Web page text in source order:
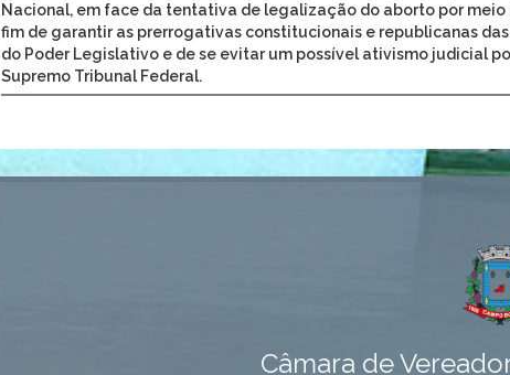
Nacional, em face da tentativa de legalização do aborto por meio
fim de garantir as prerrogativas constitucionais e republicanas
do Poder Legislativo e de se evitar um possível ativismo judicial
Supremo Tribunal Federal.
Câmara de